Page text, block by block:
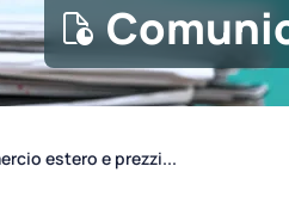
estero e prezzi...